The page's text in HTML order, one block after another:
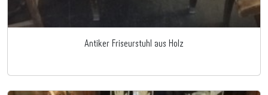
Antiker Friseurstuhl aus Holz